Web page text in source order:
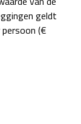
geldt
(€